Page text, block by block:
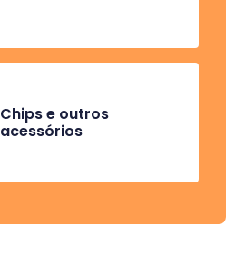
Chips e outros
acessórios